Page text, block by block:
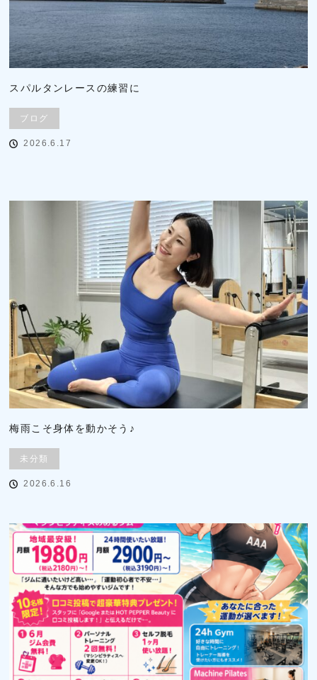
スパルタンレースの練習に
ブログ
2026.6.17
梅雨こそ身体を動かそう♪
未分類
2026.6.16